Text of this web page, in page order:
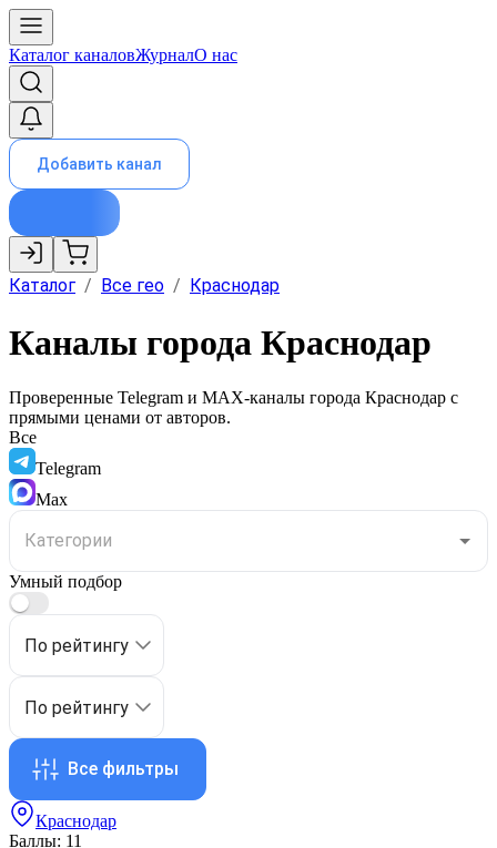
Каталог каналовЖурналО нас
Добавить канал
Каталог / Все гео / Краснодар
Каналы города Краснодар
Проверенные Telegram и MAX-каналы города Краснодар с
прямыми ценами от авторов.
Все
Telegram
Max
Умный подбор
По рейтингу
По рейтингу
Все фильтры
Краснодар
Баллы: 11